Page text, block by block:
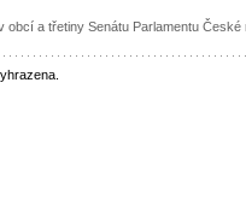
a třetiny Senátu Parlamentu České